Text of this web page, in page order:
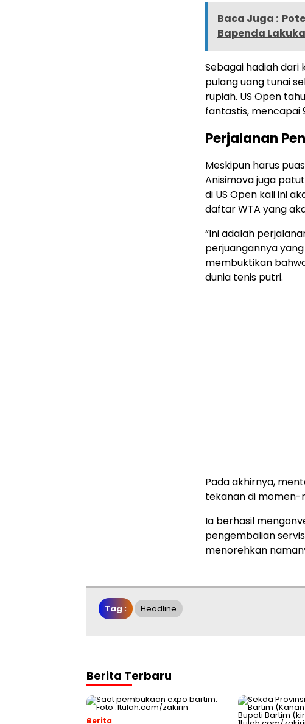
Baca Juga :
Bapenda
Sebagai hadiah
pulang uang tunai
rupiah. US Open
fantastis, mencapai
Perjalanan
Meskipun harus
Anisimova juga
di US Open kali ini
daftar WTA yang
“Ini adalah
perjuangannya
membuktikan
dunia tenis putri.
Pada akhirnya,
tekanan di momen-
Ia berhasil
pengembalian
menorehkan
Tag : Headline
Berita Terbaru
Berita